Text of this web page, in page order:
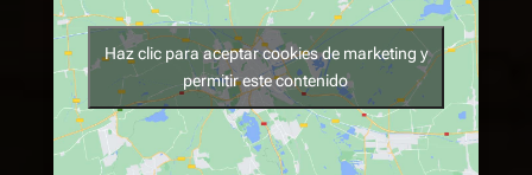
Haz clic para aceptar cookies de marketing y
permitir este contenido